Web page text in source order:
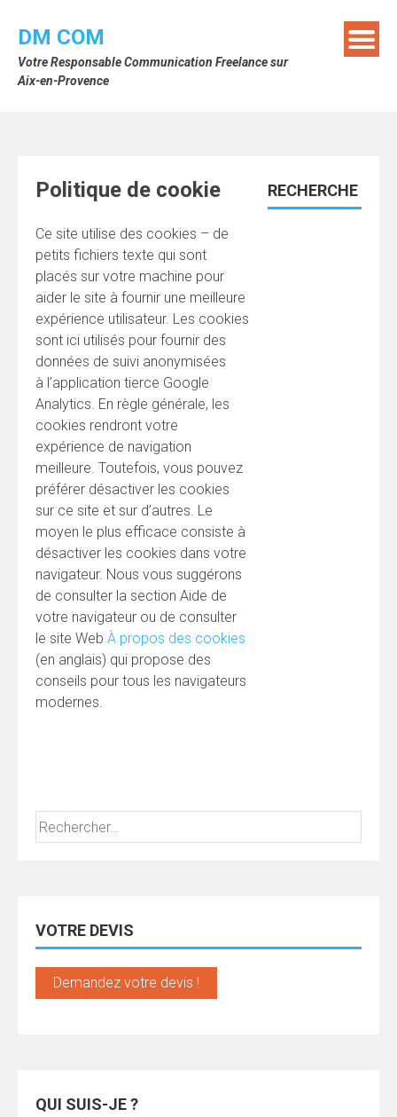
DM COM
Votre Responsable Communication Freelance sur
Aix-en-Provence
Politique de cookie
Ce site utilise des cookies – de
petits fichiers texte qui sont
placés sur votre machine pour
aider le site à fournir une meilleure
expérience utilisateur. Les cookies
sont ici utilisés pour fournir des
données de suivi anonymisées
à l’application tierce Google
Analytics. En règle générale, les
cookies rendront votre
expérience de navigation
meilleure. Toutefois, vous pouvez
préférer désactiver les cookies
sur ce site et sur d’autres. Le
moyen le plus efficace consiste à
désactiver les cookies dans votre
navigateur. Nous vous suggérons
de consulter la section Aide de
votre navigateur ou de consulter
le site Web À propos des cookies
(en anglais) qui propose des
conseils pour tous les navigateurs
modernes.
RECHERCHE
Rechercher :
VOTRE DEVIS
Demandez votre devis !
QUI SUIS-JE ?